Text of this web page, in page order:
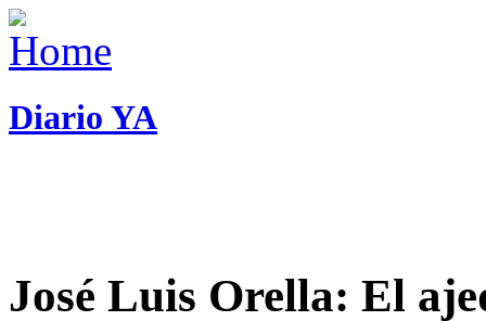
Diario YA
José Luis Orella: El